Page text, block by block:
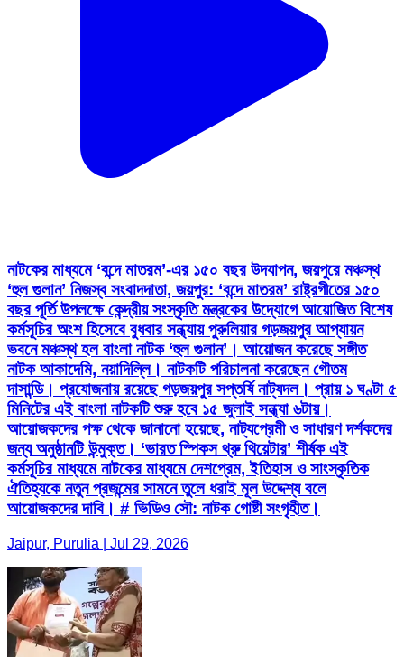
নাটকের মাধ্যমে ‘বন্দে মাতরম’-এর ১৫০ বছর উদযাপন, জয়পুরে মঞ্চস্থ
‘হুল গুলান’ নিজস্ব সংবাদদাতা, জয়পুর: ‘বন্দে মাতরম’ রাষ্ট্রগীতের ১৫০
বছর পূর্তি উপলক্ষে কেন্দ্রীয় সংস্কৃতি মন্ত্রকের উদ্যোগে আয়োজিত বিশেষ
কর্মসূচির অংশ হিসেবে বুধবার সন্ধ্যায় পুরুলিয়ার গড়জয়পুর আপ্যায়ন
ভবনে মঞ্চস্থ হল বাংলা নাটক ‘হুল গুলান’। আয়োজন করেছে সঙ্গীত
নাটক আকাদেমি, নয়াদিল্লি। নাটকটি পরিচালনা করেছেন গৌতম
দাসান্ডি। প্রযোজনায় রয়েছে গড়জয়পুর সপ্তর্ষি নাট্যদল। প্রায় ১ ঘণ্টা ৫
মিনিটের এই বাংলা নাটকটি শুরু হবে ১৫ জুলাই সন্ধ্যা ৬টায়।
আয়োজকদের পক্ষ থেকে জানানো হয়েছে, নাট্যপ্রেমী ও সাধারণ দর্শকদের
জন্য অনুষ্ঠানটি উন্মুক্ত। ‘ভারত স্পিকস থ্রু থিয়েটার’ শীর্ষক এই
কর্মসূচির মাধ্যমে নাটকের মাধ্যমে দেশপ্রেম, ইতিহাস ও সাংস্কৃতিক
ঐতিহ্যকে নতুন প্রজন্মের সামনে তুলে ধরাই মূল উদ্দেশ্য বলে
আয়োজকদের দাবি। # ভিডিও সৌ: নাটক গোষ্টী সংগৃহীত।
Jaipur, Purulia | Jul 29, 2026